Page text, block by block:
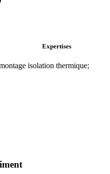
Expertises
isolation thermique;